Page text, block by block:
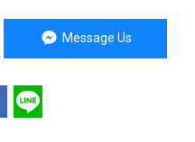
Message Us